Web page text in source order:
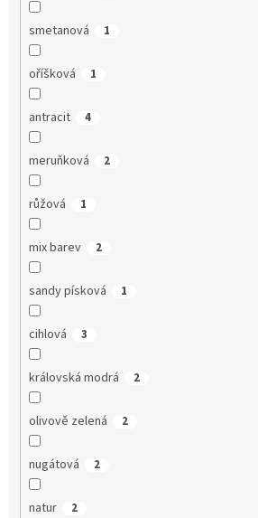
smetanová 1
oříšková 1
antracit 4
meruňková 2
růžová 1
mix barev 2
sandy písková 1
cihlová 3
královská modrá 2
olivově zelená 2
nugátová 2
natur 2